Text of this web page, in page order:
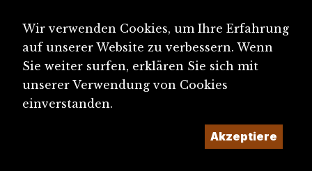
Wir verwenden Cookies, um Ihre Erfahrung
auf unserer Website zu verbessern. Wenn
Sie weiter surfen, erklären Sie sich mit
unserer Verwendung von Cookies
einverstanden.
Akzeptiere